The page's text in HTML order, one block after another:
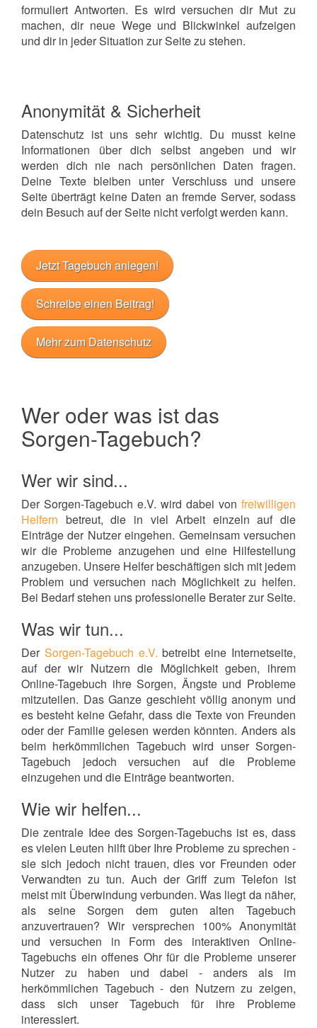
formuliert Antworten. Es wird versuchen dir Mut zu
machen, dir neue Wege und Blickwinkel aufzeigen
und dir in jeder Situation zur Seite zu stehen.
Anonymität & Sicherheit
Datenschutz ist uns sehr wichtig. Du musst keine
Informationen über dich selbst angeben und wir
werden dich nie nach persönlichen Daten fragen.
Deine Texte bleiben unter Verschluss und unsere
Seite überträgt keine Daten an fremde Server, sodass
dein Besuch auf der Seite nicht verfolgt werden kann.
Jetzt Tagebuch anlegen!
Schreibe einen Beitrag!
Mehr zum Datenschutz
Wer oder was ist das
Sorgen-Tagebuch?
Wer wir sind...
Der Sorgen-Tagebuch e.V. wird dabei von freiwilligen
Helfern betreut, die in viel Arbeit einzeln auf die
Einträge der Nutzer eingehen. Gemeinsam versuchen
wir die Probleme anzugehen und eine Hilfestellung
anzugeben. Unsere Helfer beschäftigen sich mit jedem
Problem und versuchen nach Möglichkeit zu helfen.
Bei Bedarf stehen uns professionelle Berater zur Seite.
Was wir tun...
Der Sorgen-Tagebuch e.V. betreibt eine Internetseite,
auf der wir Nutzern die Möglichkeit geben, ihrem
Online-Tagebuch ihre Sorgen, Ängste und Probleme
mitzuteilen. Das Ganze geschieht völlig anonym und
es besteht keine Gefahr, dass die Texte von Freunden
oder der Familie gelesen werden könnten. Anders als
beim herkömmlichen Tagebuch wird unser Sorgen-
Tagebuch jedoch versuchen auf die Probleme
einzugehen und die Einträge beantworten.
Wie wir helfen...
Die zentrale Idee des Sorgen-Tagebuchs ist es, dass
es vielen Leuten hilft über Ihre Probleme zu sprechen -
sie sich jedoch nicht trauen, dies vor Freunden oder
Verwandten zu tun. Auch der Griff zum Telefon ist
meist mit Überwindung verbunden. Was liegt da näher,
als seine Sorgen dem guten alten Tagebuch
anzuvertrauen? Wir versprechen 100% Anonymität
und versuchen in Form des interaktiven Online-
Tagebuchs ein offenes Ohr für die Probleme unserer
Nutzer zu haben und dabei - anders als im
herkömmlichen Tagebuch - den Nutzern zu zeigen,
dass sich unser Tagebuch für ihre Probleme
interessiert.